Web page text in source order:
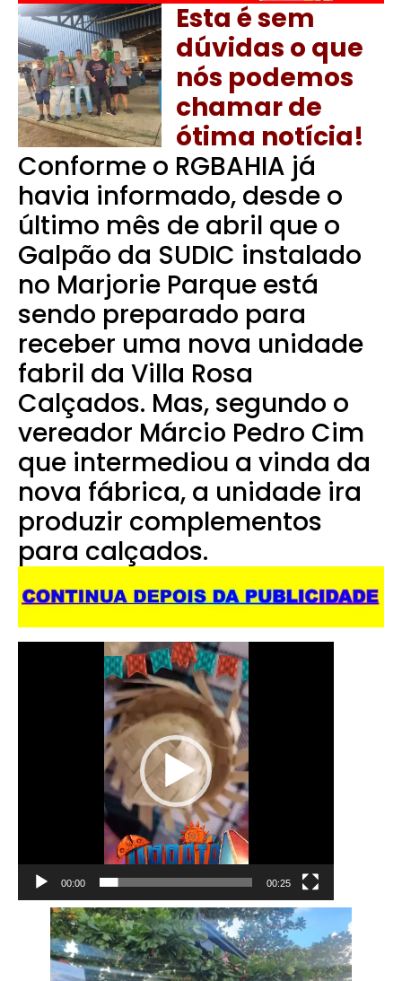
Esta é sem
dúvidas o que
nós podemos
chamar de
ótima notícia!
Conforme o RGBAHIA já
havia informado, desde o
último mês de abril que o
Galpão da SUDIC instalado
no Marjorie Parque está
sendo preparado para
receber uma nova unidade
fabril da Villa Rosa
Calçados. Mas, segundo o
vereador Márcio Pedro Cim
que intermediou a vinda da
nova fábrica, a unidade ira
produzir complementos
para calçados.
Tocador
00:00 00:25